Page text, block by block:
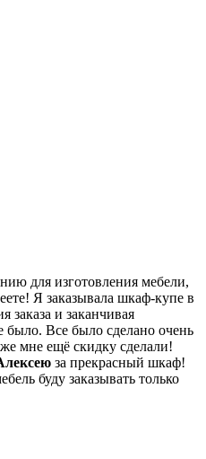
для изготовления мебели,
Я заказывала шкаф-купе в
заказа и заканчивая
Все было сделано очень
мне ещё скидку сделали!
за прекрасный шкаф!
буду заказывать только